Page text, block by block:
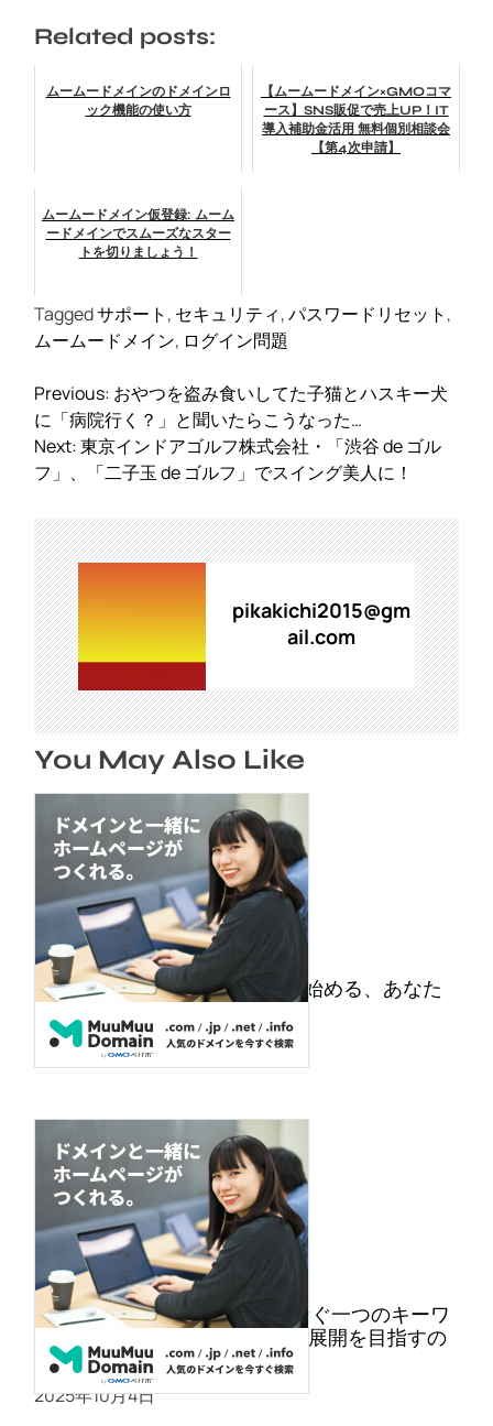
Related posts:
ムームードメインのドメインロ
ック機能の使い方
【ムームードメイン×GMOコマ
ース】SNS販促で売上UP！IT
導入補助金活用 無料個別相談会
【第4次申請】
ムームードメイン仮登録: ムーム
ードメインでスムーズなスター
トを切りましょう！
Taggedサポート , セキュリティ,パスワードリセット ,
ムームードメイン, ログイン問題
投
稿
ナ
ビ
ー
シ
ョ
ン
Previous: おやつを盗み食いしてた子猫とハスキー犬
に「病院行く？」と聞いたらこうなった…
Next:東京インドアゴルフ株式会社・「渋谷 de ゴル
フ」、「二子玉 de ゴルフ」でスイング美人に！
pikakichi2015@gm
ail.com
You May Also Like
ムームードメイン初回0円から始める、あなた
2025年10月7日
ムームードメイン・世界をつなぐ一つのキーワ
ード、”.online”。グローバルな展開を目指すの
にピッタリ！
2025年10月4日